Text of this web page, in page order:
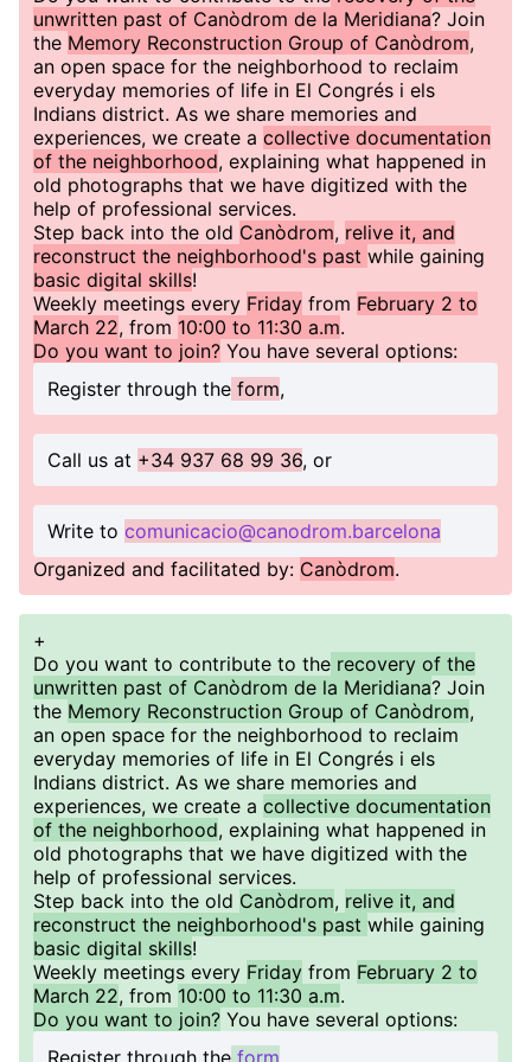
unwritten past of Canòdrom de la Meridiana? Join
the Memory Reconstruction Group of Canòdrom,
an open space for the neighborhood to reclaim
everyday memories of life in El Congrés i els
Indians district. As we share memories and
experiences, we create a collective documentation
of the neighborhood, explaining what happened in
old photographs that we have digitized with the
help of professional services.
Step back into the old Canòdrom, relive it, and
reconstruct the neighborhood's past while gaining
basic digital skills!
Weekly meetings every Friday from February 2 to
March 22, from 10:00 to 11:30 a.m.
Do you want to join? You have several options:
Register through the form,
Call us at +34 937 68 99 36, or
Write to comunicacio@canodrom.barcelona
Organized and facilitated by: Canòdrom.
+
Do you want to contribute to the recovery of the
unwritten past of Canòdrom de la Meridiana? Join
the Memory Reconstruction Group of Canòdrom,
an open space for the neighborhood to reclaim
everyday memories of life in El Congrés i els
Indians district. As we share memories and
experiences, we create a collective documentation
of the neighborhood, explaining what happened in
old photographs that we have digitized with the
help of professional services.
Step back into the old Canòdrom, relive it, and
reconstruct the neighborhood's past while gaining
basic digital skills!
Weekly meetings every Friday from February 2 to
March 22, from 10:00 to 11:30 a.m.
Do you want to join? You have several options:
Register through the form